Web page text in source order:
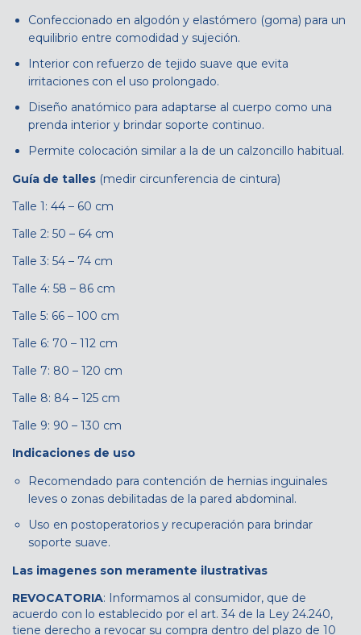
Confeccionado en algodón y elastómero (goma) para un
equilibrio entre comodidad y sujeción.
Interior con refuerzo de tejido suave que evita
irritaciones con el uso prolongado.
Diseño anatómico para adaptarse al cuerpo como una
prenda interior y brindar soporte continuo.
Permite colocación similar a la de un calzoncillo habitual.
Guía de talles (medir circunferencia de cintura)
Talle 1: 44 – 60 cm
Talle 2: 50 – 64 cm
Talle 3: 54 – 74 cm
Talle 4: 58 – 86 cm
Talle 5: 66 – 100 cm
Talle 6: 70 – 112 cm
Talle 7: 80 – 120 cm
Talle 8: 84 – 125 cm
Talle 9: 90 – 130 cm
Indicaciones de uso
Recomendado para contención de hernias inguinales
leves o zonas debilitadas de la pared abdominal.
Uso en postoperatorios y recuperación para brindar
soporte suave.
Las imagenes son meramente ilustrativas
REVOCATORIA: Informamos al consumidor, que de
acuerdo con lo establecido por el art. 34 de la Ley 24.240,
tiene derecho a revocar su compra dentro del plazo de 10